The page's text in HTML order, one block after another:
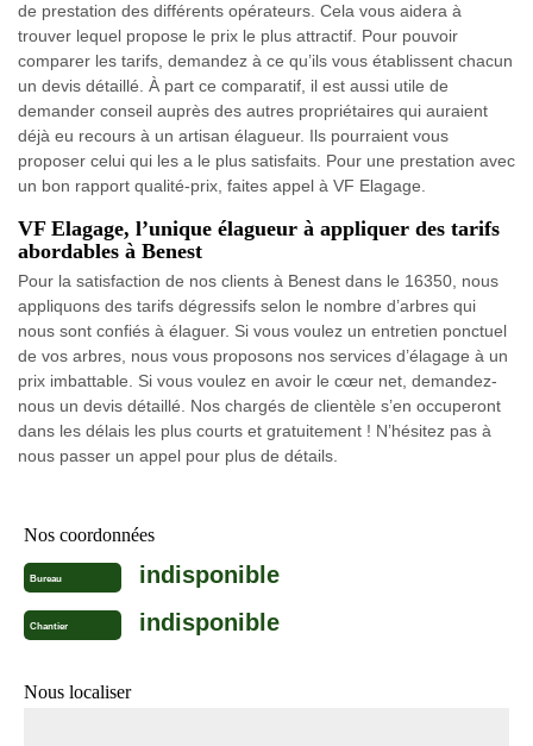
de prestation des différents opérateurs. Cela vous aidera à
trouver lequel propose le prix le plus attractif. Pour pouvoir
comparer les tarifs, demandez à ce qu’ils vous établissent chacun
un devis détaillé. À part ce comparatif, il est aussi utile de
demander conseil auprès des autres propriétaires qui auraient
déjà eu recours à un artisan élagueur. Ils pourraient vous
proposer celui qui les a le plus satisfaits. Pour une prestation avec
un bon rapport qualité-prix, faites appel à VF Elagage.
VF Elagage, l’unique élagueur à appliquer des tarifs
abordables à Benest
Pour la satisfaction de nos clients à Benest dans le 16350, nous
appliquons des tarifs dégressifs selon le nombre d’arbres qui
nous sont confiés à élaguer. Si vous voulez un entretien ponctuel
de vos arbres, nous vous proposons nos services d’élagage à un
prix imbattable. Si vous voulez en avoir le cœur net, demandez-
nous un devis détaillé. Nos chargés de clientèle s’en occuperont
dans les délais les plus courts et gratuitement ! N’hésitez pas à
nous passer un appel pour plus de détails.
Nos coordonnées
Bureau indisponible
Chantier indisponible
Nous localiser